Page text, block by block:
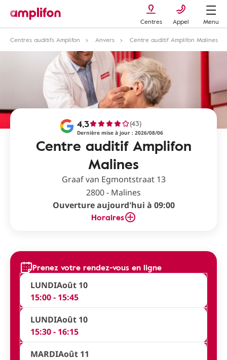
Centres Appel
Menu
Centres auditifs Amplifon
Anvers Centre auditif Amplifon Malines
Centre auditif Amplifon
Malines
4,3 (43)
Dernière mise à jour : 2026/08/06
Graaf van Egmontstraat 13
2800 - Malines
Ouverture aujourd'hui à 09:00
Horaires
Prenez votre rendez-vous en ligne
LUNDIAoût 10
15:00 - 15:45
LUNDIAoût 10
15:30 - 16:15
MARDIAoût 11